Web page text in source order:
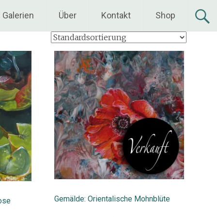
Galerien Über Kontakt Shop
Gemälde: Orientalische Mohnblüte